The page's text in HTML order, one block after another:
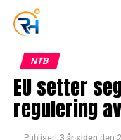
NTB
EU setter
regulering
Publisert 3 år siden den